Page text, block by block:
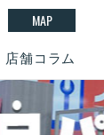
店舗コラム
MAP